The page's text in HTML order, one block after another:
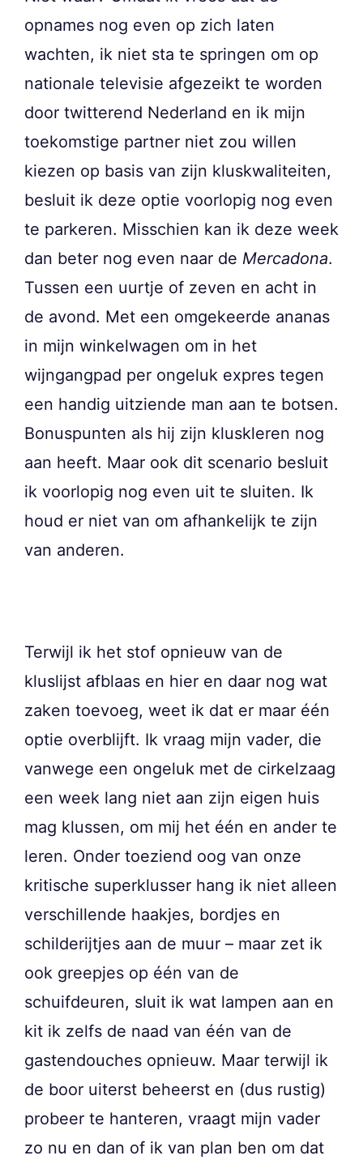
opnames nog even op zich laten
wachten, ik niet sta te springen om op
nationale televisie afgezeikt te worden
door twitterend Nederland en ik mijn
toekomstige partner niet zou willen
kiezen op basis van zijn kluskwaliteiten,
besluit ik deze optie voorlopig nog even
te parkeren. Misschien kan ik deze week
dan beter nog even naar de Mercadona.
Tussen een uurtje of zeven en acht in
de avond. Met een omgekeerde ananas
in mijn winkelwagen om in het
wijngangpad per ongeluk expres tegen
een handig uitziende man aan te botsen.
Bonuspunten als hij zijn kluskleren nog
aan heeft. Maar ook dit scenario besluit
ik voorlopig nog even uit te sluiten. Ik
houd er niet van om afhankelijk te zijn
van anderen.
Terwijl ik het stof opnieuw van de
kluslijst afblaas en hier en daar nog wat
zaken toevoeg, weet ik dat er maar één
optie overblijft. Ik vraag mijn vader, die
vanwege een ongeluk met de cirkelzaag
een week lang niet aan zijn eigen huis
mag klussen, om mij het één en ander te
leren. Onder toeziend oog van onze
kritische superklusser hang ik niet alleen
verschillende haakjes, bordjes en
schilderijtjes aan de muur – maar zet ik
ook greepjes op één van de
schuifdeuren, sluit ik wat lampen aan en
kit ik zelfs de naad van één van de
gastendouches opnieuw. Maar terwijl ik
de boor uiterst beheerst en (dus rustig)
probeer te hanteren, vraagt mijn vader
zo nu en dan of ik van plan ben om dat